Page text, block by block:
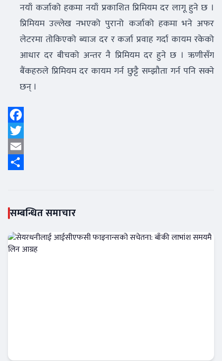
नयाँ कर्जाको हकमा नयाँ प्रकाशित प्रिमियम दर लागू हुने छ ।
प्रिमियम उल्लेख नभएको पुरानो कर्जाको हकमा भने अफर
लेटरमा तोकिएको ब्याज दर र कर्जा प्रवाह गर्दा कायम रकेको
आधार दर बीचको अन्तर नै प्रिमियम दर हुने छ । ऋणीसँग
बैंकहरुले प्रिमियम दर कायम गर्न छुट्टै सम्झौता गर्न पनि सक्ने
छन् ।
Facebook
Twitter
Email
सम्बन्धित समाचार